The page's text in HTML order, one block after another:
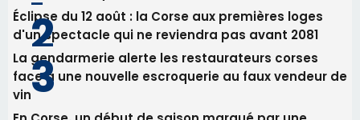
Deux jeunes Ajacciens sur la voie de la médecine
militaire
Newsletter